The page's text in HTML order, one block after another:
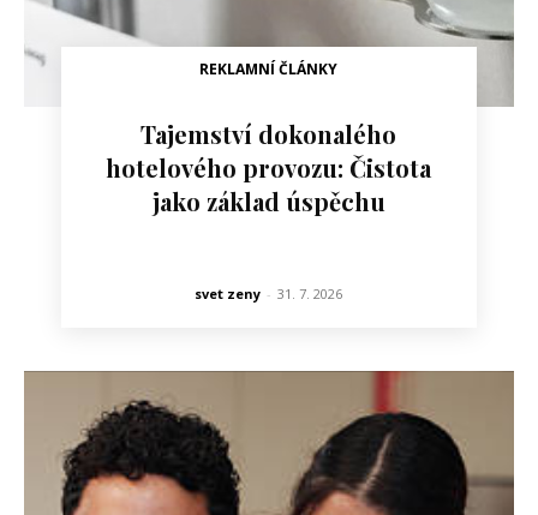
REKLAMNÍ ČLÁNKY
Tajemství dokonalého
hotelového provozu: Čistota
jako základ úspěchu
svet zeny - 31. 7. 2026